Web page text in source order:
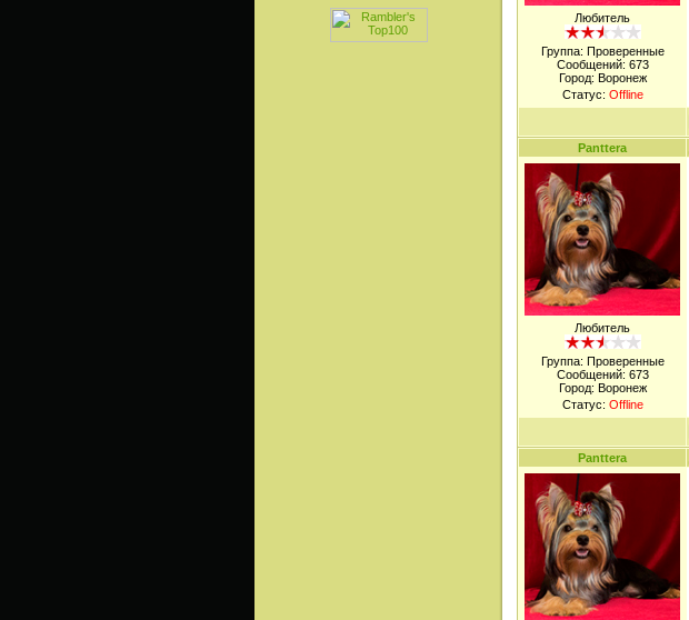
Любитель
Группа: Проверенные
Сообщений: 673
Город: Воронеж
Статус: Offline
Panttera
Любитель
Группа: Проверенные
Сообщений: 673
Город: Воронеж
Статус: Offline
Panttera